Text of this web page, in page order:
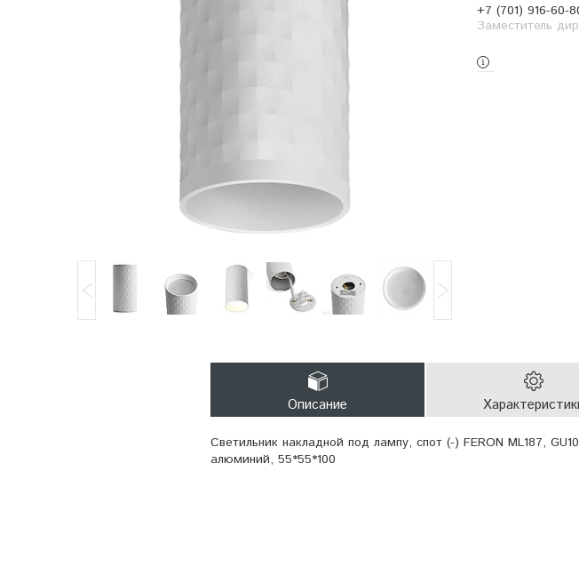
+7 (701) 916-60-
Заместитель
Описание
Светильник накладной под лампу, спот (-) FERON ML187,
алюминий, 55*55*100